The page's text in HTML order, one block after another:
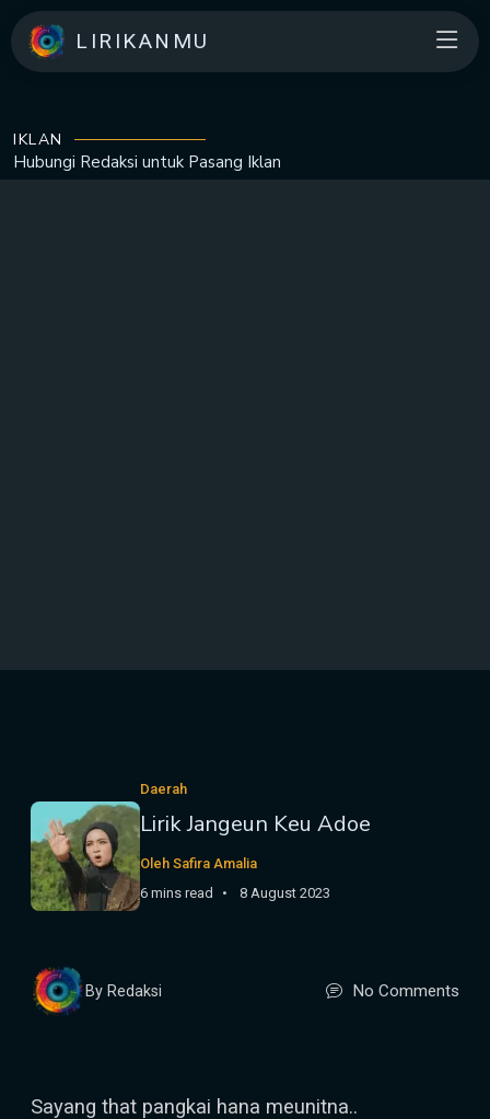
LIRIKANMU
IKLAN
Hubungi Redaksi untuk Pasang Iklan
Daerah
Lirik Jangeun Keu Adoe
Oleh Safira Amalia
6 mins read
8 August 2023
By Redaksi No Comments
Sayang that pangkai hana meunitna..